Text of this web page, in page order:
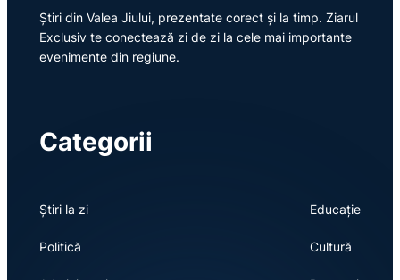
Știri din Valea Jiului, prezentate corect și la timp. Ziarul
Exclusiv te conectează zi de zi la cele mai importante
evenimente din regiune.
Categorii
Știri la zi
Politică
Educație
Cultură